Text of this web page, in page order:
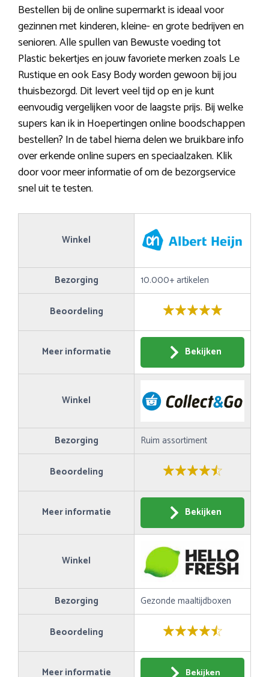
Bestellen bij de online supermarkt is ideaal voor
gezinnen met kinderen, kleine- en grote bedrijven en
senioren. Alle spullen van Bewuste voeding tot
Plastic bekertjes en jouw favoriete merken zoals Le
Rustique en ook Easy Body worden gewoon bij jou
thuisbezorgd. Dit levert veel tijd op en je kunt
eenvoudig vergelijken voor de laagste prijs. Bij welke
supers kan ik in Hoepertingen online boodschappen
bestellen? In de tabel hierna delen we bruikbare info
over erkende online supers en speciaalzaken. Klik
door voor meer informatie of om de bezorgservice
snel uit te testen.
Winkel
Bezorging 10.000+ artikelen
Beoordeling
Meer informatie Bekijken
Winkel
Bezorging Ruim assortiment
Beoordeling
Meer informatie Bekijken
Winkel
Bezorging Gezonde maaltijdboxen
Beoordeling
Meer informatie Bekijken